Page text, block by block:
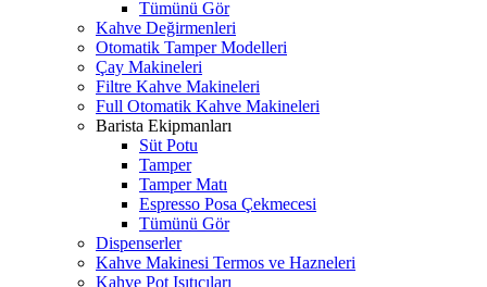
Tümünü Gör
Kahve Değirmenleri
Otomatik Tamper Modelleri
Çay Makineleri
Filtre Kahve Makineleri
Full Otomatik Kahve Makineleri
Barista Ekipmanları
Süt Potu
Tamper
Tamper Matı
Espresso Posa Çekmecesi
Tümünü Gör
Dispenserler
Kahve Makinesi Termos ve Hazneleri
Kahve Pot Isıtıcıları